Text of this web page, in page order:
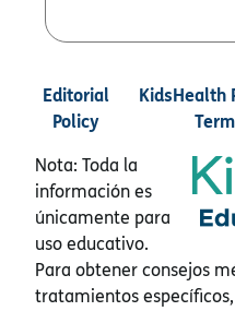
Editorial
Policy
KidsHealth
Nota: Toda la
información es
únicamente para
uso educativo.
Para obtener consejos
tratamientos